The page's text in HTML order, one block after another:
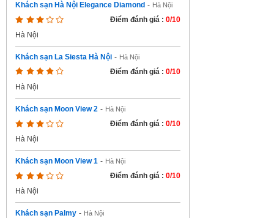
Khách sạn Hà Nội Elegance Diamond - Hà Nội
Điểm đánh giá : 0/10
Hà Nội
Khách sạn La Siesta Hà Nội - Hà Nội
Điểm đánh giá : 0/10
Hà Nội
Khách sạn Moon View 2 - Hà Nội
Điểm đánh giá : 0/10
Hà Nội
Khách sạn Moon View 1 - Hà Nội
Điểm đánh giá : 0/10
Hà Nội
Khách sạn Palmy - Hà Nội